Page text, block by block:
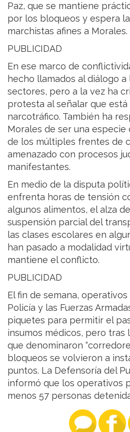
Paz, que se mantiene
por los bloqueos y espera
marchistas afines a Morales.
PUBLICIDAD
En ese marco de
hecho llamados al diálogo a
sectores, pero a la vez ha
protesta al señalar que
narcotráfico. También ha
Morales de ser una
de los múltiples frentes de
amenazado con procesos
manifestantes.
En medio de la disputa
enfrenta horas de tensión
algunos alimentos, el alza
suspensión parcial del
las clases escolares en
han pasado a modalidad
mantiene el conflicto.
PUBLICIDAD
El fin de semana,
Policía y las Fuerzas
piquetes para permitir el
insumos médicos, pero tras
que denominaron
bloqueos se volvieron a
puntos. La Defensoría del
informó que los operativos
menos 57 personas